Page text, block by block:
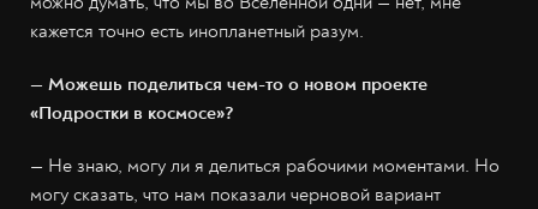
кажется точно есть инопланетный разум.
— Можешь поделиться чем-то о новом проекте
«Подростки в космосе»?
— Не знаю, могу ли я делиться рабочими моментами. Но
могу сказать, что нам показали черновой вариант